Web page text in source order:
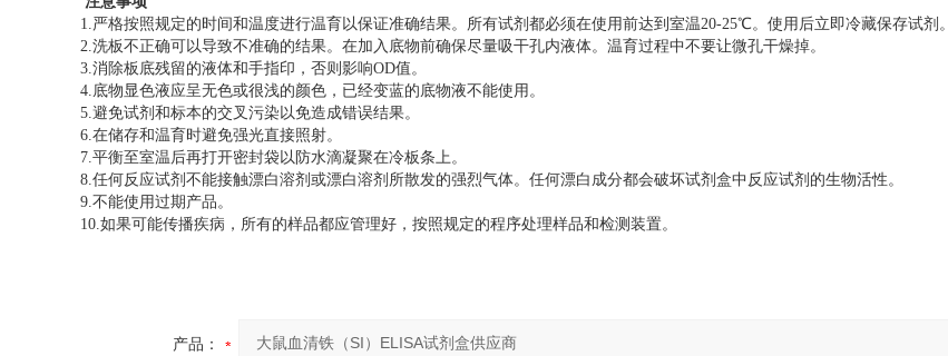
1.严格按照规定的时间和温度进行温育以保证准确结果。所有试剂都必须在使用前达到室温20-25℃。使用后立即冷藏保存试剂。
2.洗板不正确可以导致不准确的结果。在加入底物前确保尽量吸干孔内液体。温育过程中不要让微孔干燥掉。
3.消除板底残留的液体和手指印，否则影响OD值。
4.底物显色液应呈无色或很浅的颜色，已经变蓝的底物液不能使用。
5.避免试剂和标本的交叉污染以免造成错误结果。
6.在储存和温育时避免强光直接照射。
7.平衡至室温后再打开密封袋以防水滴凝聚在冷板条上。
8.任何反应试剂不能接触漂白溶剂或漂白溶剂所散发的强烈气体。任何漂白成分都会破坏试剂盒中反应试剂的生物活性。
9.不能使用过期产品。
10.如果可能传播疾病，所有的样品都应管理好，按照规定的程序处理样品和检测装置。
产品：